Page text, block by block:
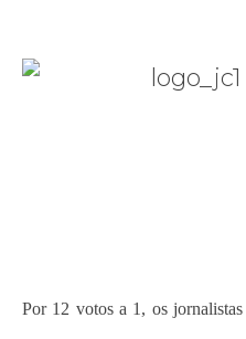
Por 12 votos a 1, os